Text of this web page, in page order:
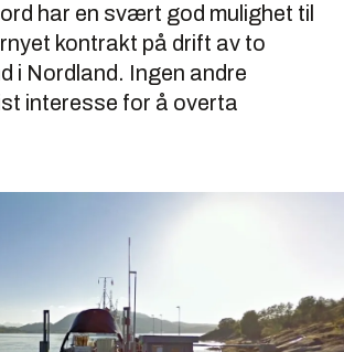
har en svært god mulighet til
kontrakt på drift av to
i Nordland. Ingen andre
interesse for å overta